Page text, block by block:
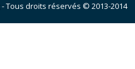
- Tous droits réservés © 2013-2014